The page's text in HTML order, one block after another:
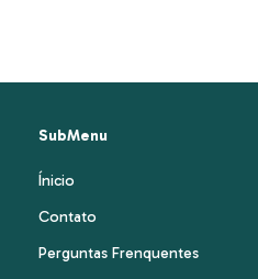
SubMenu
Ínicio
Contato
Perguntas Frenquentes